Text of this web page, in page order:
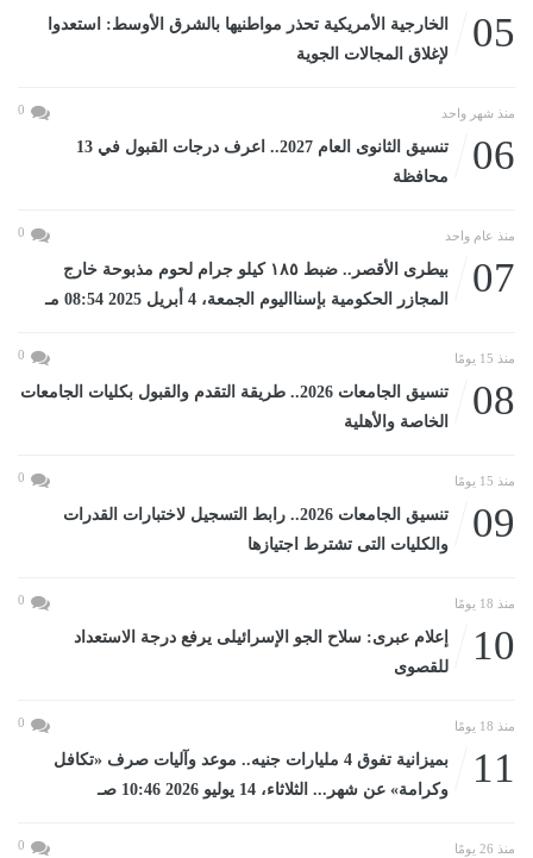
05
الخارجية الأمريكية تحذر مواطنيها بالشرق الأوسط: استعدوا
لإغلاق المجالات الجوية
منذ شهر واحد 0
06
تنسيق الثانوى العام 2027.. اعرف درجات القبول في 13
محافظة
منذ عام واحد 0
07
بيطرى الأقصر.. ضبط ١٨٥ كيلو جرام لحوم مذبوحة خارج
المجازر الحكومية بإسنااليوم الجمعة، 4 أبريل 2025 08:54 مـ
منذ 15 يومًا 0
08
تنسيق الجامعات 2026.. طريقة التقدم والقبول بكليات الجامعات
الخاصة والأهلية
منذ 15 يومًا 0
09
تنسيق الجامعات 2026.. رابط التسجيل لاختبارات القدرات
والكليات التى تشترط اجتيازها
منذ 18 يومًا 0
10
إعلام عبرى: سلاح الجو الإسرائيلى يرفع درجة الاستعداد
للقصوى
منذ 18 يومًا 0
11
بميزانية تفوق 4 مليارات جنيه.. موعد وآليات صرف «تكافل
وكرامة» عن شهر... الثلاثاء، 14 يوليو 2026 10:46 صـ
منذ 26 يومًا 0